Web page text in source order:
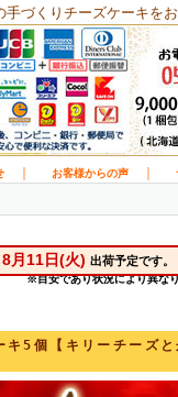
づくりチーズケーキをお
お客様からの声
5個【キリーチーズ